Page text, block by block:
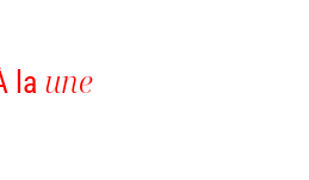
la une